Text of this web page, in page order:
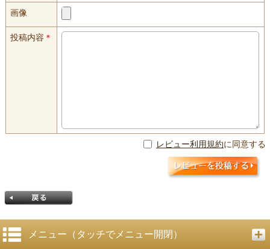
画像
投稿内容 ＊
レビュー利用規約に同意する
メニュー（タッチでメニュー開閉）